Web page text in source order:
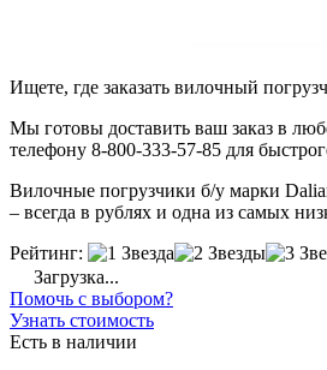
Ищете, где заказать вилочный
Мы готовы доставить ваш заказ в
телефону 8-800-333-57-85 для
Вилочные погрузчики б/у марки
– всегда в рублях и одна из самых
Рейтинг:
Загрузка...
Помочь с выбором?
Узнать стоимость
Есть в наличии